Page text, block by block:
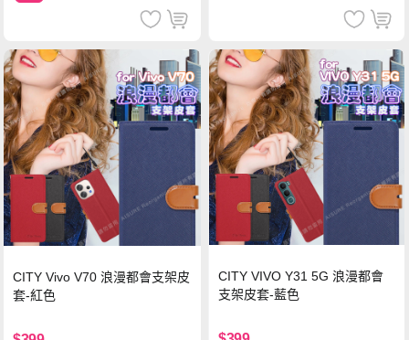
CITY Vivo V70 浪漫都會支架皮
套-紅色
CITY VIVO Y31 5G 浪漫都會
支架皮套-藍色